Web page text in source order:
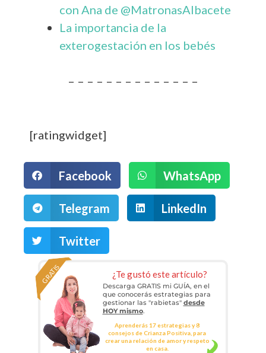
con Ana de @MatronasAlbacete
La importancia de la
exterogestación en los bebés
– – – – – – – – – – – – – –
[ratingwidget]
Facebook WhatsApp
Telegram LinkedIn
Twitter
¿Te gustó este artículo?
GRATIS
Descarga GRATIS mi GUÍA, en el
que conocerás estrategias para
gestionar las "rabietas" desde
HOY mismo.
Aprenderás 17 estrategias y 8
consejos de Crianza Positiva, para
crear una relación de amor y respeto
en casa.